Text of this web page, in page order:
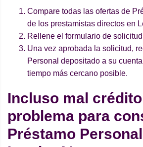
Compare todas las ofertas de
de los prestamistas directos en
Rellene el formulario de
Una vez aprobada la solicitud,
Personal depositado a su
tiempo más cercano posible.
Incluso mal
problema para
Préstamo